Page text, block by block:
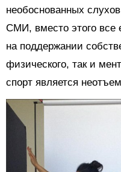
необоснованных
СМИ, вместо этого все
на поддержании
физического, так и
спорт является